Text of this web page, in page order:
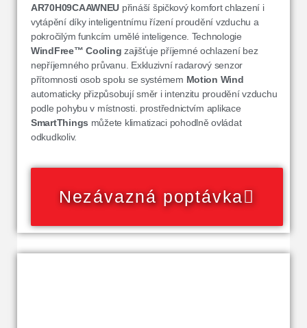
AR70H09CAAWNEU přináší špičkový komfort chlazení i
vytápění díky inteligentnímu řízení proudění vzduchu a
pokročilým funkcím umělé inteligence. Technologie
WindFree™ Cooling zajišťuje příjemné ochlazení bez
nepříjemného průvanu. Exkluzivní radarový senzor
přítomnosti osob spolu se systémem Motion Wind
automaticky přizpůsobují směr i intenzitu proudění vzduchu
podle pohybu v místnosti. prostřednictvím aplikace
SmartThings můžete klimatizaci pohodlně ovládat
odkudkoliv.
Nezávazná poptávka